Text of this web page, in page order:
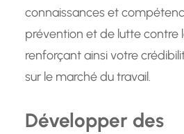
connaissances et
prévention et de lutte contre
renforçant ainsi votre
sur le marché du travail.
Développer des